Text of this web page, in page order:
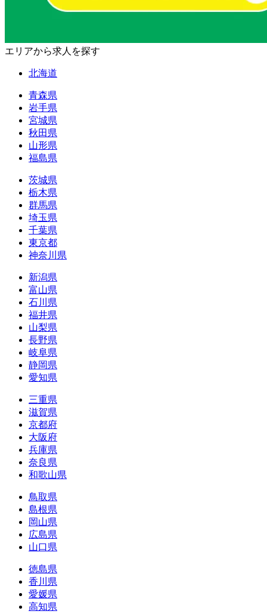
エリアから求人を探す
北海道
青森県
岩手県
宮城県
秋田県
山形県
福島県
茨城県
栃木県
群馬県
埼玉県
千葉県
東京都
神奈川県
新潟県
富山県
石川県
福井県
山梨県
長野県
岐阜県
静岡県
愛知県
三重県
滋賀県
京都府
大阪府
兵庫県
奈良県
和歌山県
鳥取県
島根県
岡山県
広島県
山口県
徳島県
香川県
愛媛県
高知県